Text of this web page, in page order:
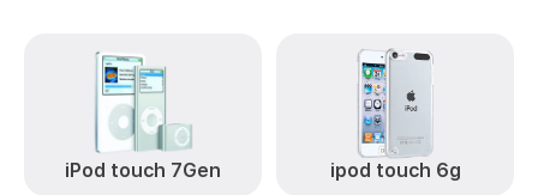
iPod touch 7Gen ipod touch 6g